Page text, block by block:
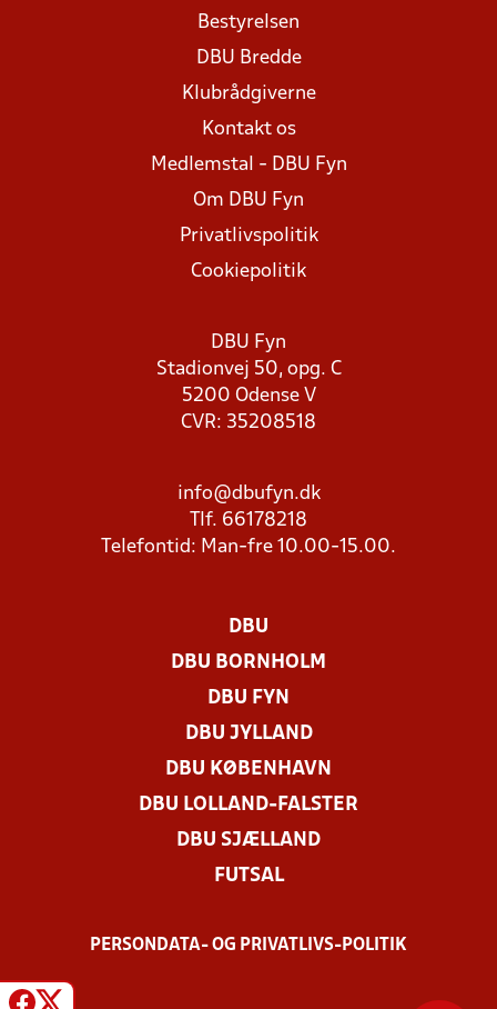
Bestyrelsen
DBU Bredde
Klubrådgiverne
Kontakt os
Medlemstal - DBU Fyn
Om DBU Fyn
Privatlivspolitik
Cookiepolitik
DBU Fyn
Stadionvej 50, opg. C
5200 Odense V
CVR: 35208518
info@dbufyn.dk
Tlf. 66178218
Telefontid: Man-fre 10.00-15.00.
DBU
DBU BORNHOLM
DBU FYN
DBU JYLLAND
DBU KØBENHAVN
DBU LOLLAND-FALSTER
DBU SJÆLLAND
FUTSAL
PERSONDATA- OG PRIVATLIVS-POLITIK